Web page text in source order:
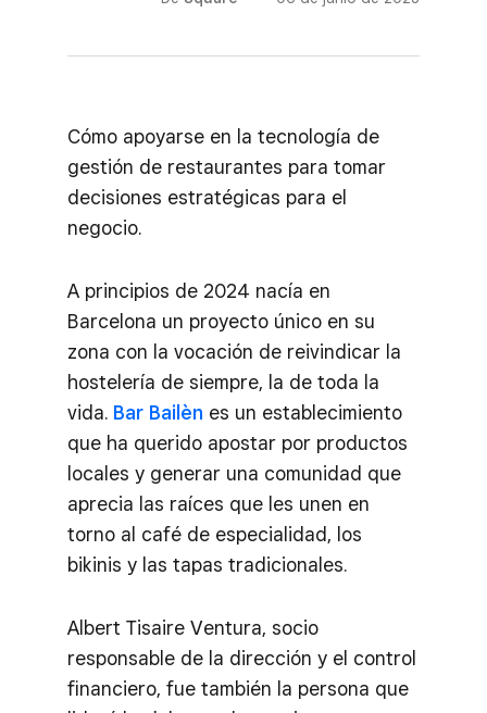
Cómo apoyarse en la tecnología de
gestión de restaurantes para tomar
decisiones estratégicas para el
negocio.
A principios de 2024 nacía en
Barcelona un proyecto único en su
zona con la vocación de reivindicar la
hostelería de siempre, la de toda la
vida. Bar Bailèn es un establecimiento
que ha querido apostar por productos
locales y generar una comunidad que
aprecia las raíces que les unen en
torno al café de especialidad, los
bikinis y las tapas tradicionales.
Albert Tisaire Ventura, socio
responsable de la dirección y el control
financiero, fue también la persona que